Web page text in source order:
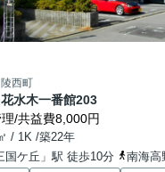
西町
水木一番館203
/共益費8,000円
/ 1K /築22年
国ケ丘」駅 徒歩10分
南海高野